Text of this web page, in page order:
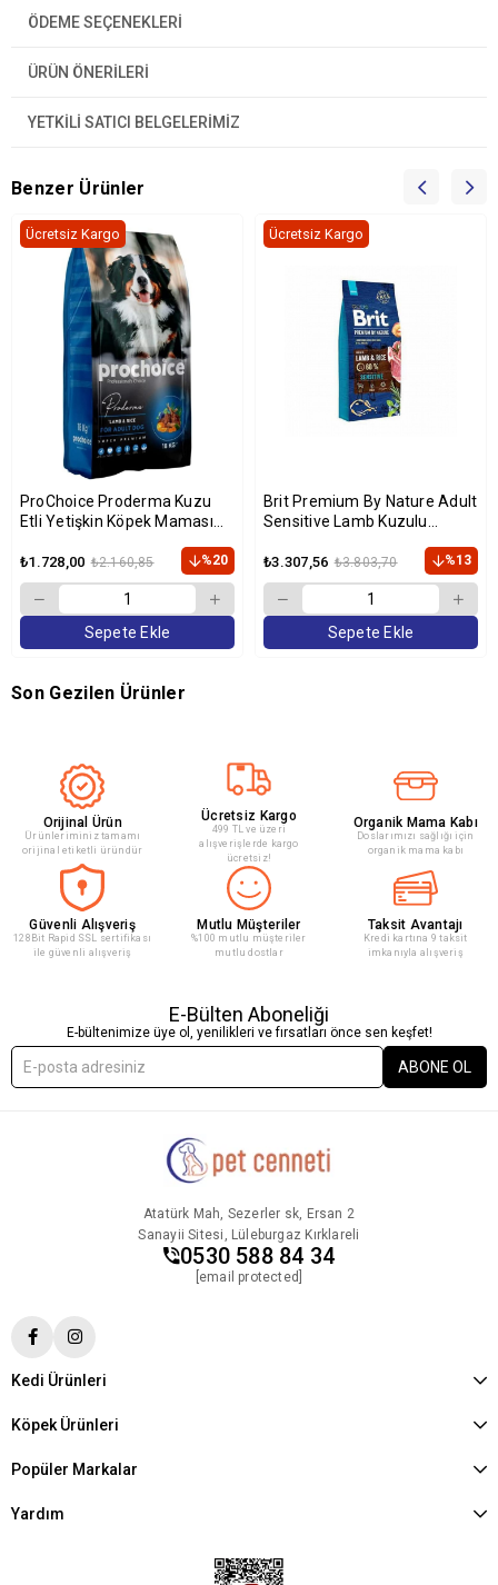
ÖDEME SEÇENEKLERI
ÜRÜN ÖNERILERI
YETKİLİ SATICI BELGELERİMİZ
Benzer Ürünler
ProChoice Proderma Kuzu
Etli Yetişkin Köpek Maması
₺1.728,00 ₺2.160,85 %20
Ücretsiz Kargo
Sepete Ekle
Brit Premium By Nature Adult
Sensitive Lamb Kuzulu
₺3.307,56 ₺3.803,70 %13
Ücretsiz Kargo
Sepete Ekle
Son Gezilen Ürünler
Orijinal Ürün
Ürünleriminiz tamamı
orijinal etiketli üründür
Ücretsiz Kargo
499 TL ve üzeri
alışverişlerde kargo
ücretsiz!
Organik Mama Kabı
Doslarımızı sağlığı için
organik mama kabı
Güvenli Alışveriş
128Bit Rapid SSL sertifikası
ile güvenli alışveriş
Mutlu Müşteriler
%100 mutlu müşteriler
mutlu dostlar
Taksit Avantajı
Kredi kartına 9 taksit
imkanıyla alışveriş
E-Bülten Aboneliği
E-bültenimize üye ol, yenilikleri ve fırsatları önce sen keşfet!
ABONE OL
Atatürk Mah, Sezerler sk, Ersan 2
Sanayii Sitesi, Lüleburgaz Kırklareli
0530 588 84 34
[email protected]
Kedi Ürünleri
Köpek Ürünleri
Popüler Markalar
Yardım